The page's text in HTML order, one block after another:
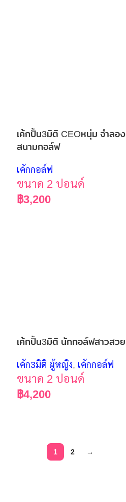
เค้กปั้น3มิติ CEOหนุ่ม จำลอง
สนามกอล์ฟ
เค้กกอล์ฟ
ขนาด 2 ปอนด์
฿3,200
เค้กปั้น3มิติ นักกอล์ฟสาวสวย
เค้ก3มิติ ผู้หญิง, เค้กกอล์ฟ
ขนาด 2 ปอนด์
฿4,200
1 2 →